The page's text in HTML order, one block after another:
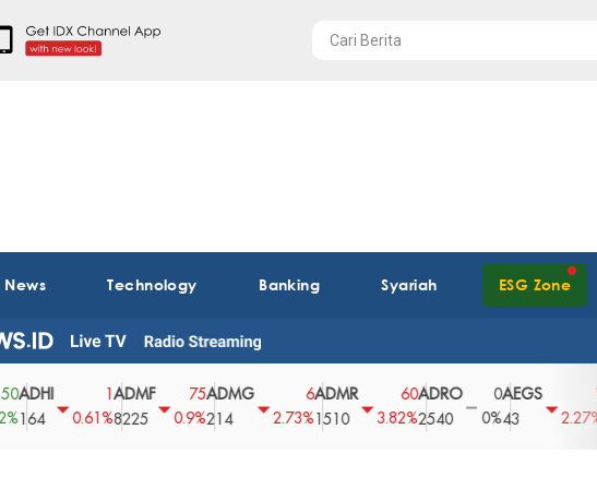
Technology Banking Syariah ESG Zone
0.61%
ADMF
8225
75
0.9%
ADMG
214
2.73%
ADMR
1510
60
3.82%
ADRO
2540
0
0%
AEGS
2.27% 2850